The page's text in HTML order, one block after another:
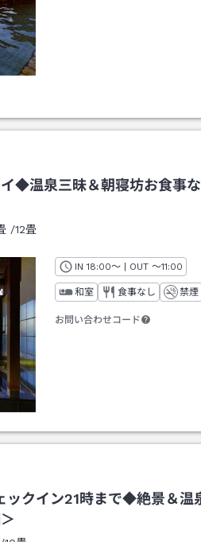
◆温泉三昧＆朝寝坊お食事
/12畳
IN チェックイン
18:00～ | OUT チェックア
～11:00
和室 食事なし 禁煙
お問い合わせコード
ックイン21時まで◆絶景＆温